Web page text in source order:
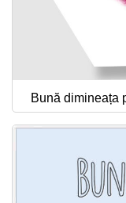
Bună dimineața